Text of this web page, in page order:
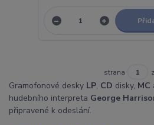
strana
Gramofonové desky LP, CD disky, MC
hudebního interpreta George
připravené k odeslání.